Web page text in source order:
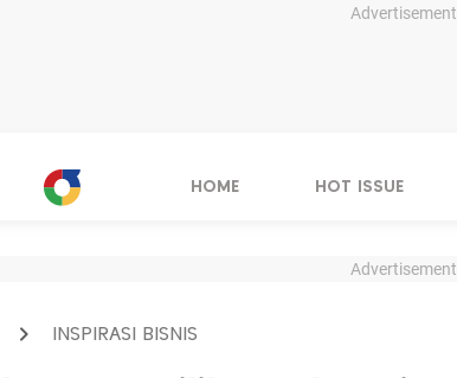
Advertisement
HOME HOT ISSUE
Advertisement
INSPIRASI BISNIS